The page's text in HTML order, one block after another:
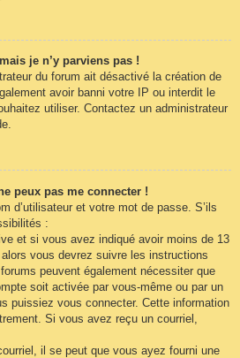
je n’y parviens pas !
du forum ait désactivé la création de
avoir banni votre IP ou interdit le
utiliser. Contactez un administrateur
peux pas me connecter !
d’utilisateur et votre mot de passe. S’ils
:
et si vous avez indiqué avoir moins de 13
vous devrez suivre les instructions
peuvent également nécessiter que
soit activée par vous-même ou par un
puissiez vous connecter. Cette information
Si vous avez reçu un courriel,
il se peut que vous ayez fourni une